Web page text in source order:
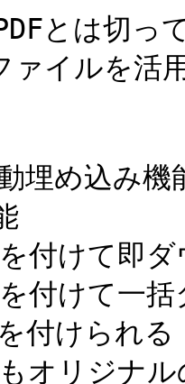
とは切
ァイルを活
埋め込み機
付けて即ダ
付けて一括
付けられる
オリジナル